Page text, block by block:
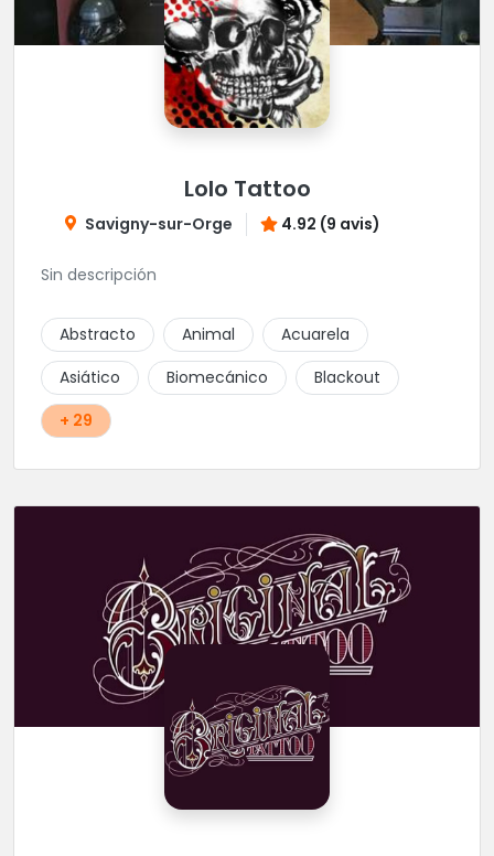
Lolo Tattoo
Savigny-sur-Orge 4.92 (9 avis)
Sin descripción
Abstracto Animal
Acuarela
Asiático
Biomecánico
Blackout
+ 29